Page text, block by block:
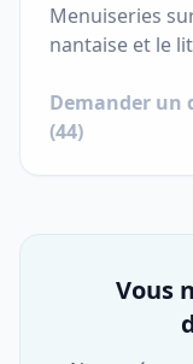
Menuiseries
nantaise et le
Demander un
(44)
Vous